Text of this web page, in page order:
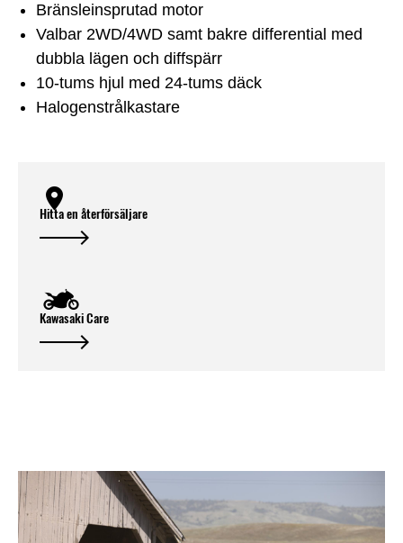
Bränsleinsprutad motor
Valbar 2WD/4WD samt bakre differential med
dubbla lägen och diffspärr
10-tums hjul med 24-tums däck
Halogenstrålkastare
Hitta en återförsäljare
Kawasaki Care